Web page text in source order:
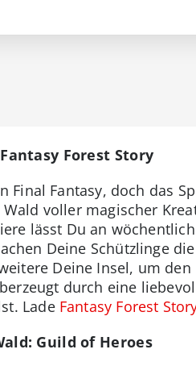
Forest Story
Final Fantasy, doch das
voller magischer
lässt Du an
Deine Schützlinge
Deine Insel, um
durch eine
Lade Fantasy Forest
Guild of Heroes